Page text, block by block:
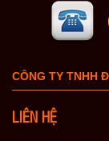
CÔNG TY TNHH
LIÊN HỆ